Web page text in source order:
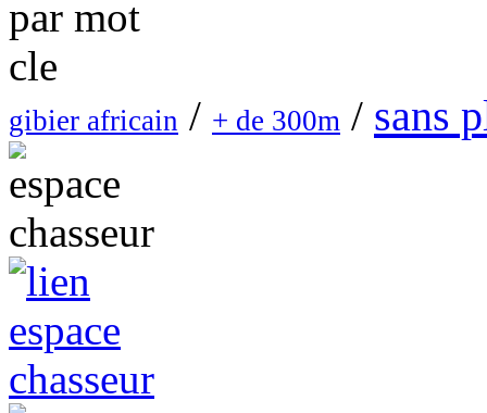
gibier africain / + de 300m / sans